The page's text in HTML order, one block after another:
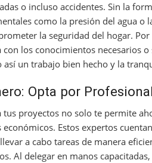
o incluso accidentes. Sin la
como la presión del agua o
la seguridad del hogar.
los conocimientos necesarios
un trabajo bien hecho y la
Opta por
tus proyectos no solo te permite
Estos expertos
a cabo tareas de manera
Al delegar en manos